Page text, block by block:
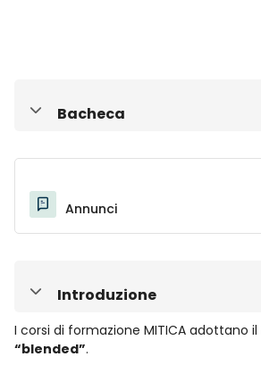
Minimizza
Bacheca
Annunci
Minimizza
Introduzione
I corsi di formazione MITICA adottano il
“blended”.